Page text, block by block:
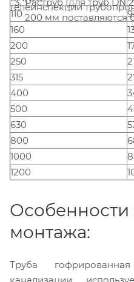
телеинспекции
200 мм поставляются
110
160
200
250
315
400
500
630
800
1000
1200
монтажа:
Труба